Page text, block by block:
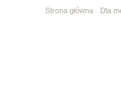
Strona główna
Dla